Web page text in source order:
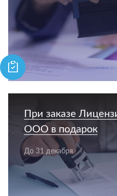
При заказе
ООО в подарок
До 31 декабря